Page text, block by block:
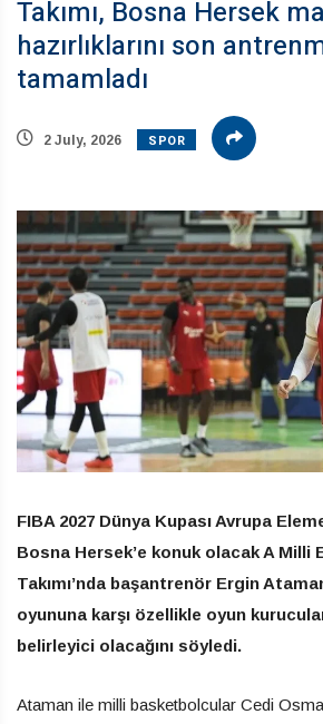
Takımı, Bosna Hersek
hazırlıklarını son
tamamladı
2 July, 2026 SPOR
FIBA 2027 Dünya Kupası Avrupa
Bosna Hersek’e konuk olacak A Milli
Takımı’nda başantrenör Ergin
oyununa karşı özellikle oyun
belirleyici olacağını söyledi.
Ataman ile milli basketbolcular Cedi